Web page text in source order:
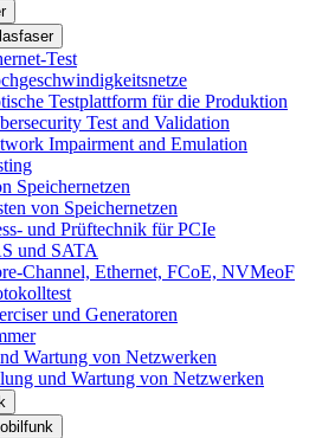
Test
Testplattform für die Produktion
Test and Validation
Impairment and Emulation
Speichernetzen
von Speichernetzen
und Prüftechnik für PCIe
und SATA
Channel, Ethernet, FCoE, NVMeoF
und Generatoren
Wartung von Netzwerken
und Wartung von Netzwerken